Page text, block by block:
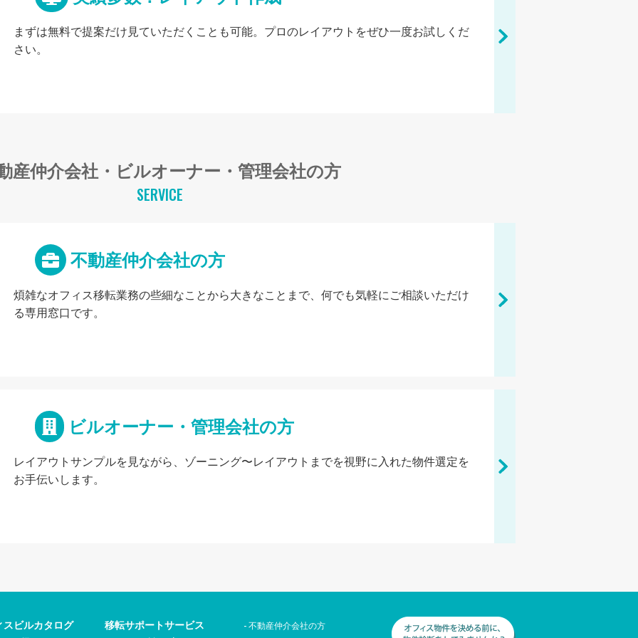
まずは無料で提案だけ見ていただくことも可能。プロのレイアウトをぜひ一度お試しくだ
さい。
産仲介会社・ビルオーナー・管理会社の方
SERVICE
不動産仲介会社の方
煩雑なオフィス移転業務の些細なことから大きなことまで、何でも気軽にご相談いただけ
る専用窓口です。
ビルオーナー・管理会社の方
レイアウトサンプルを見ながら、ゾーニング〜レイアウトまでを視野に入れた物件選定を
お手伝いします。
スビルカタログ 移転サポートサービス
不動産仲介会社の方